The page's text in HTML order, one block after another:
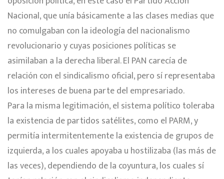
Nacional, que unía básicamente a las clases medias que
no comulgaban con la ideología del nacionalismo
revolucionario y cuyas posiciones políticas se
asimilaban a la derecha liberal. El PAN carecía de
relación con el sindicalismo oficial, pero sí representaba
los intereses de buena parte del empresariado.
Para la misma legitimación, el sistema político toleraba
la existencia de partidos satélites, como el PARM, y
permitía intermitentemente la existencia de grupos de
izquierda, a los cuales apoyaba u hostilizaba (las más de
las veces), dependiendo de la coyuntura, los cuales sí